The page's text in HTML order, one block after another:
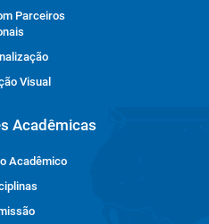
Parceiros
Visual
Acadêmicas
Acadêmico